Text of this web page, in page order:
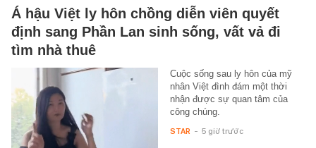
Á hậu Việt ly hôn chồng diễn viên quyết
định sang Phần Lan sinh sống, vất vả đi
tìm nhà thuê
Cuộc sống sau ly hôn của mỹ
nhân Việt đình đám một thời
nhận được sự quan tâm của
công chúng.
STAR - 5 giờ trước